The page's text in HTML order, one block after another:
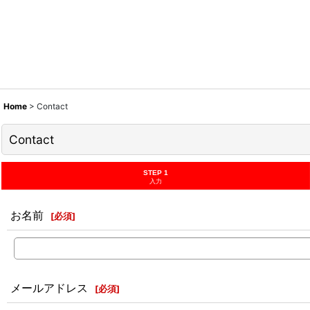
Home > Contact
Contact
STEP 1
入力
お名前 [必須]
メールアドレス [必須]